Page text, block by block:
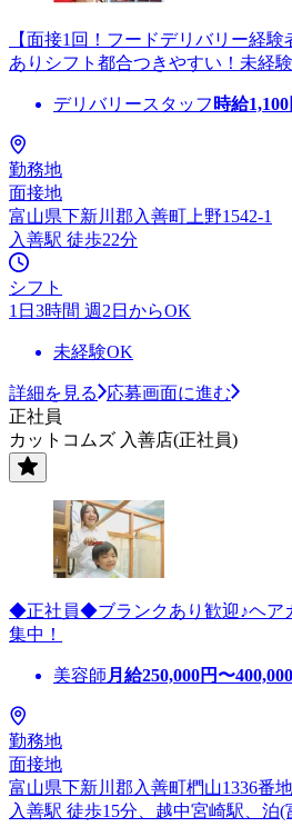
【面接1回！フードデリバリー経
ありシフト都合つきやすい！未経
デリバリースタッフ 時給1,100
勤務地
面接地
富山県下新川郡入善町上野1542-1
入善駅 徒歩22分
シフト
1日3時間 週2日からOK
未経験OK
詳細を見る
応募画面に進む
正社員
カットコムズ 入善店(正社員)
◆正社員◆ブランクあり歓迎♪ヘア
集中！
美容師 月給250,000円〜400,000
勤務地
面接地
富山県下新川郡入善町椚山1336番
入善駅 徒歩15分、越中宮崎駅、泊(